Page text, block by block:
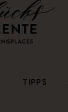
TIPPS